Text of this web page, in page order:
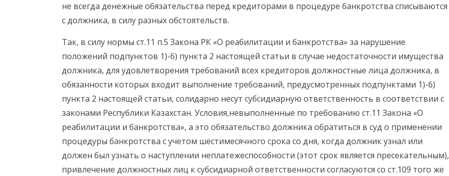
не всегда денежные обязательства перед кредиторами в процедуре банкротства списываются
с должника, в силу разных обстоятельств.
Так, в силу нормы ст.11 п.5 Закона РК «О реабилитации и банкротства» за нарушение
положений подпунктов 1)-6) пункта 2 настоящей статьи в случае недостаточности имущества
должника, для удовлетворения требований всех кредиторов должностные лица должника, в
обязанности которых входит выполнение требований, предусмотренных подпунктами 1)-6)
пункта 2 настоящей статьи, солидарно несут субсидиарную ответственность в соответствии с
законами Республики Казахстан. Условия,невыполненные по требованию ст.11 Закона «О
реабилитации и банкротства», а это обязательство должника обратиться в суд о применении
процедуры банкротства с учетом шестимесячного срока со дня, когда должник узнал или
должен был узнать о наступлении неплатежеспособности (этот срок является пресекательным),
привлечение должностных лиц к субсидиарной ответственности согласуются со ст.109 того же